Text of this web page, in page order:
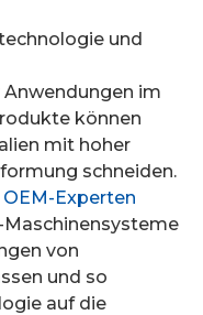
und
im
können
mit hoher
schneiden.
Experten
von
und so
auf die